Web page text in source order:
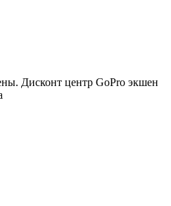
Дисконт центр GoPro экшен